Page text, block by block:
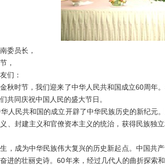
员长，
，
们：
时节，我们迎来了中华人民共和国成立60周年
共同庆祝中国人民的盛大节日。
民共和国的成立开辟了中华民族历史的新纪元
、封建主义和官僚资本主义的统治，获得民族独
成为中华民族伟大复兴的历史新起点。中国共产
进的壮丽史诗。60年来，经过几代人的曲折探索